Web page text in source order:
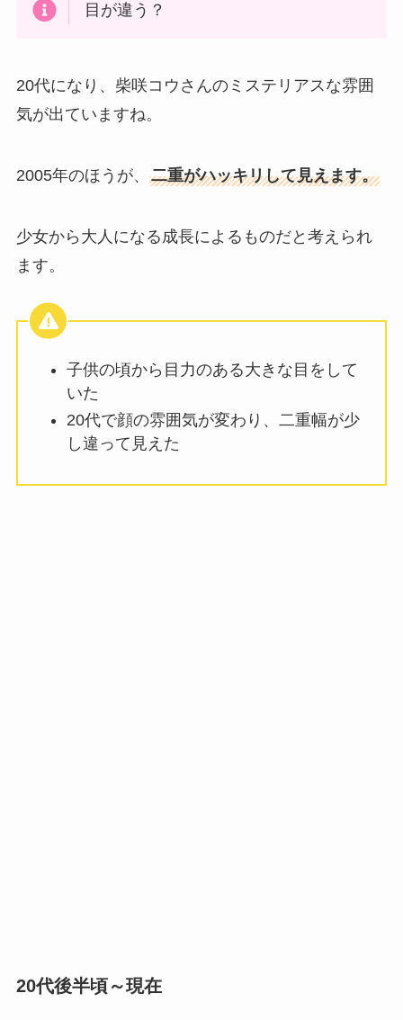
目が違う？
20代になり、柴咲コウさんのミステリアスな雰囲
気が出ていますね。
2005年のほうが、 二重がハッキリして見えます。
少女から大人になる成長によるものだと考えられ
ます。
子供の頃から目力のある大きな目をして
いた
20代で顔の雰囲気が変わり、二重幅が少
し違って見えた
20代後半頃～現在